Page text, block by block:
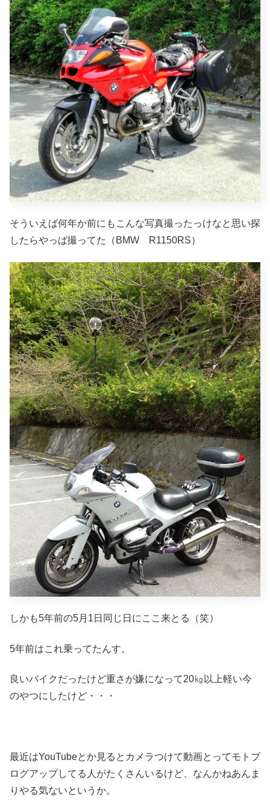
そういえば何年か前にもこんな写真撮ったっけなと思い探
したらやっぱ撮ってた（BMW R1150RS）
しかも5年前の5月1日同じ日にここ来とる（笑）
5年前はこれ乗ってたんす。
良いバイクだったけど重さが嫌になって20㎏以上軽い今
のやつにしたけど・・・
最近はYouTubeとか見るとカメラつけて動画とってモトブ
ログアップしてる人がたくさんいるけど、なんかねあんま
りやる気ないというか。